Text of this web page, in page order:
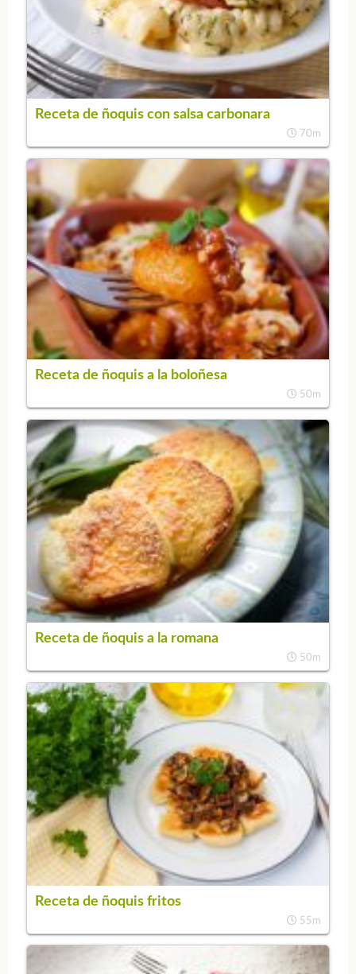
Receta de ñoquis con salsa carbonara
70m
Receta de ñoquis a la boloñesa
50m
Receta de ñoquis a la romana
50m
Receta de ñoquis fritos
55m